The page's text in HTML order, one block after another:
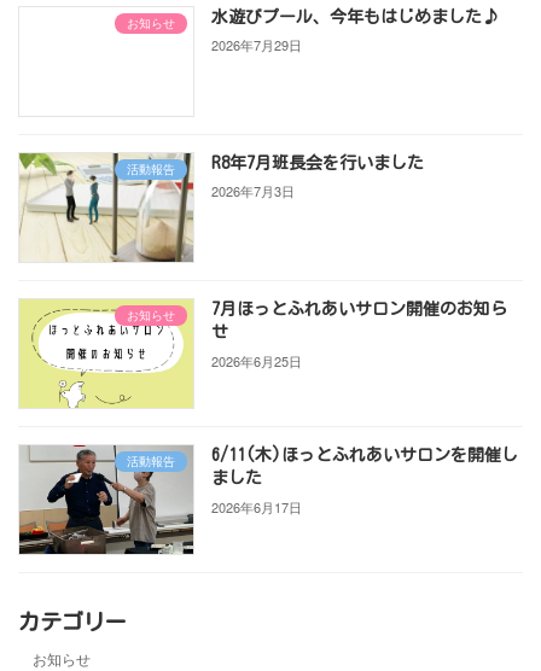
お知らせ 水遊びプール、今年もはじめました♪
2026年7月29日
活動報告 R8年7月班長会を行いました
2026年7月3日
お知らせ
7月ほっとふれあいサロン開催のお知ら
せ
2026年6月25日
活動報告
6/11(木)ほっとふれあいサロンを開催し
ました
2026年6月17日
カテゴリー
お知らせ